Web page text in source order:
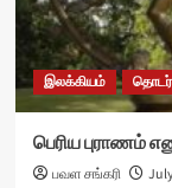
இலக்கியம்
பெரிய புராணம்
பவள சங்கரி